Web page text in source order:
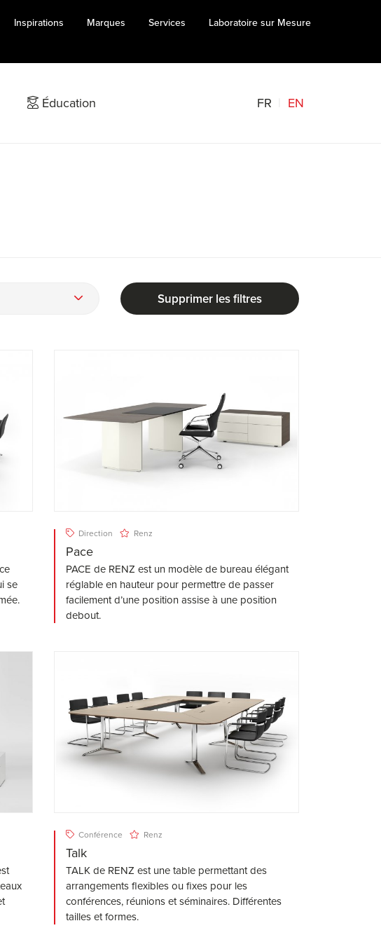
Inspirations Marques Services
Laboratoire sur Mesure
Éducation FR EN
Supprimer les filtres
se
Direction Renz
Pace
PACE de RENZ est un modèle de bureau élégant
réglable en hauteur pour permettre de passer
facilement d’une position assise à une position
debout.
Conférence Renz
Talk
TALK de RENZ est une table permettant des
arrangements flexibles ou fixes pour les
conférences, réunions et séminaires. Différentes
tailles et formes.